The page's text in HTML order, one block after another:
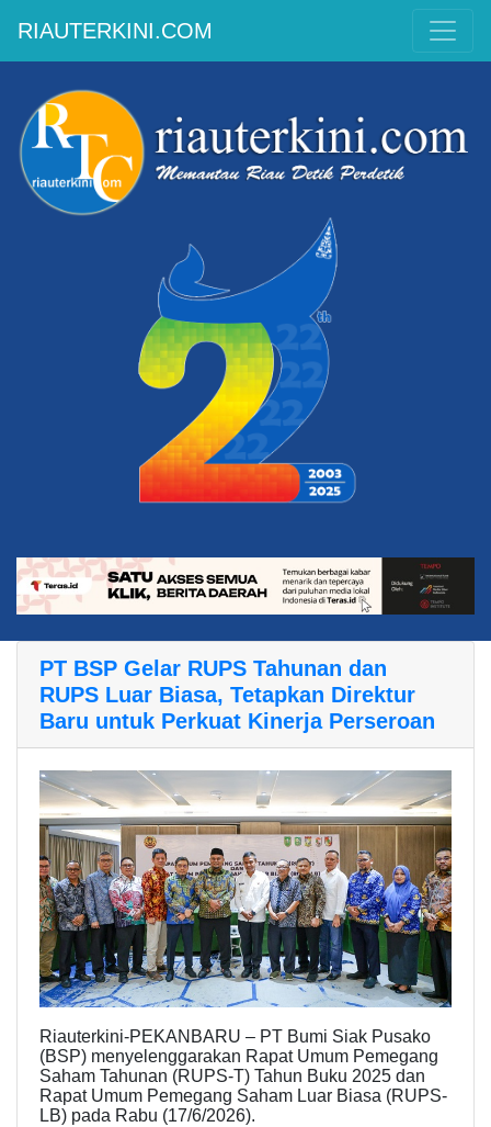
RIAUTERKINI.COM
PT BSP Gelar RUPS Tahunan dan
RUPS Luar Biasa, Tetapkan Direktur
Baru untuk Perkuat Kinerja Perseroan
Riauterkini-PEKANBARU – PT Bumi Siak Pusako
(BSP) menyelenggarakan Rapat Umum Pemegang
Saham Tahunan (RUPS-T) Tahun Buku 2025 dan
Rapat Umum Pemegang Saham Luar Biasa (RUPS-
LB) pada Rabu (17/6/2026).